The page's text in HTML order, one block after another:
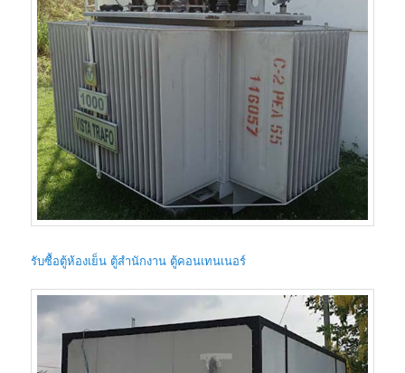
รับซื้อตู้ห้องเย็น ตู้สำนักงาน ตู้คอนเทนเนอร์